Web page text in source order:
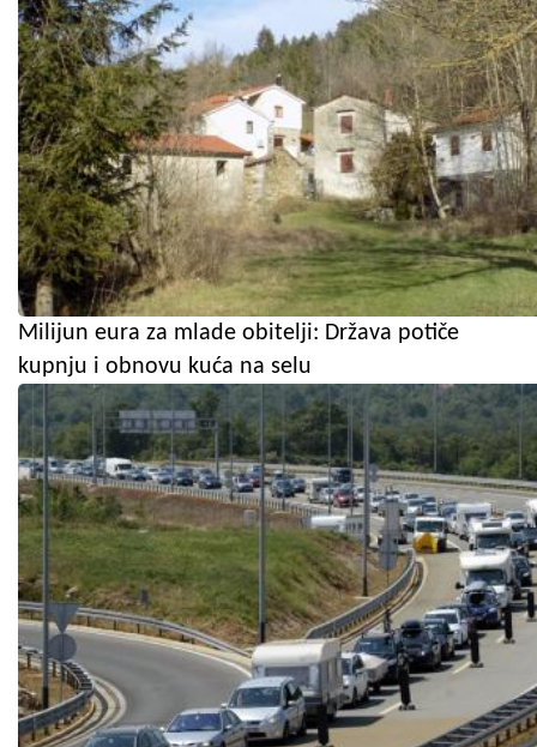
Milijun eura za mlade obitelji: Država potiče
kupnju i obnovu kuća na selu